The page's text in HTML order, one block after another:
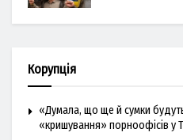
Корупція
«Думала, що ще й сумки
«кришування» порноофісів у